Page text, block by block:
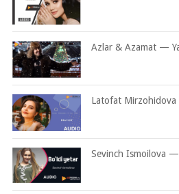
Azlar & Azamat —
Latofat
Sevinch Ismoilova —